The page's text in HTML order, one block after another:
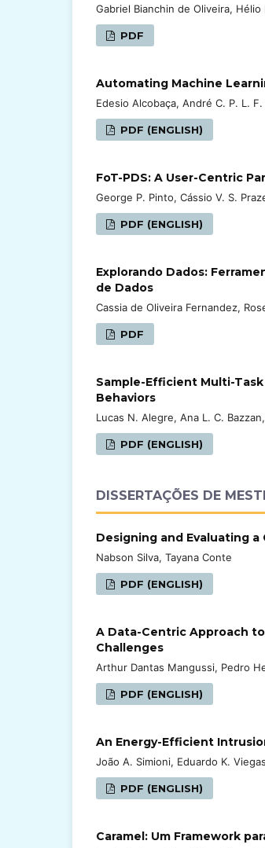
Gabriel Bianchin de Oliveira, Hélio
PDF
Automating Machine
Edesio Alcobaça, André C. P. L.
PDF (ENGLISH)
FoT-PDS: A User-Centric
George P. Pinto, Cássio V. S.
PDF (ENGLISH)
Explorando Dados:
de Dados
Cassia de Oliveira Fernandez,
PDF
Sample-Efficient Multi-
Behaviors
Lucas N. Alegre, Ana L. C.
PDF (ENGLISH)
DISSERTAÇÕES DE
Designing and Evaluating
Nabson Silva, Tayana Conte
PDF (ENGLISH)
A Data-Centric Approach
Challenges
Arthur Dantas Mangussi, Pedro
PDF (ENGLISH)
An Energy-Efficient
João A. Simioni, Eduardo K.
PDF (ENGLISH)
Caramel: Um Framework